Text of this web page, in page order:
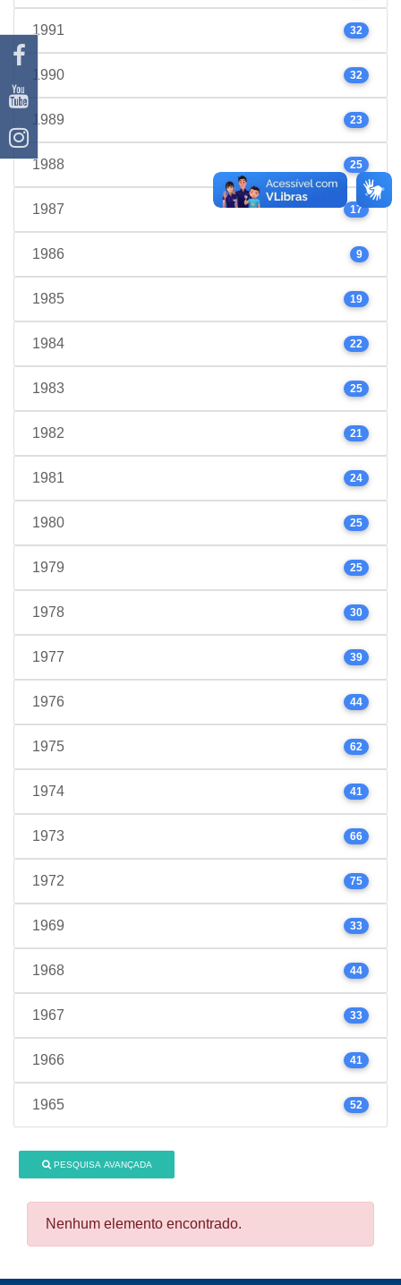
1991 32
1990 32
1989 23
1988 25
1987 17
1986 9
1985 19
1984 22
1983 25
1982 21
1981 24
1980 25
1979 25
1978 30
1977 39
1976 44
1975 62
1974 41
1973 66
1972 75
1969 33
1968 44
1967 33
1966 41
1965 52
PESQUISA AVANÇADA
Nenhum elemento encontrado.